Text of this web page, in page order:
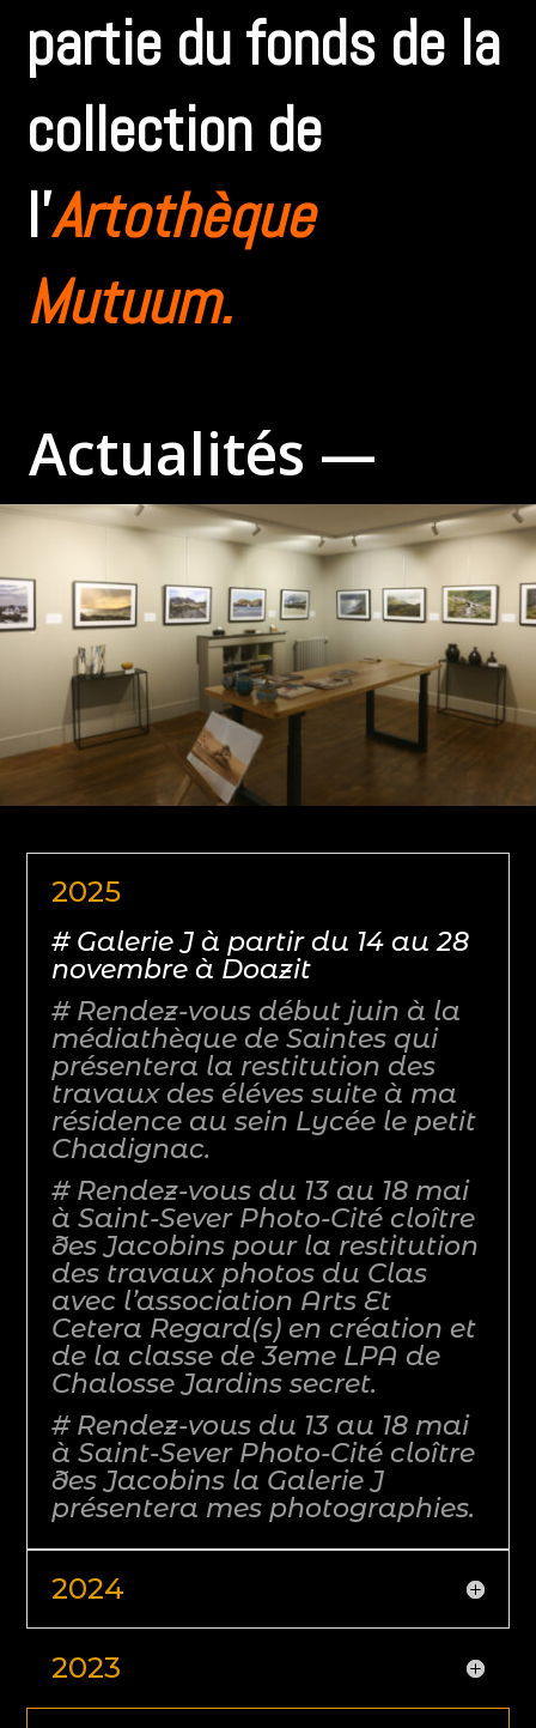
partie du fonds de la
collection de
l’Artothèque
Mutuum.
Actualités —
2025
# Galerie J à partir du 14 au 28
novembre à Doazit
# Rendez-vous début juin à la
médiathèque de Saintes qui
présentera la restitution des
travaux des éléves suite à ma
résidence au sein Lycée le petit
Chadignac.
# Rendez-vous du 13 au 18 mai
à Saint-Sever Photo-Cité cloître
ðes Jacobins pour la restitution
des travaux photos du Clas
avec l’association Arts Et
Cetera Regard(s) en création et
de la classe de 3eme LPA de
Chalosse Jardins secret.
# Rendez-vous du 13 au 18 mai
à Saint-Sever Photo-Cité cloître
ðes Jacobins la Galerie J
présentera mes photographies.
2024
2023